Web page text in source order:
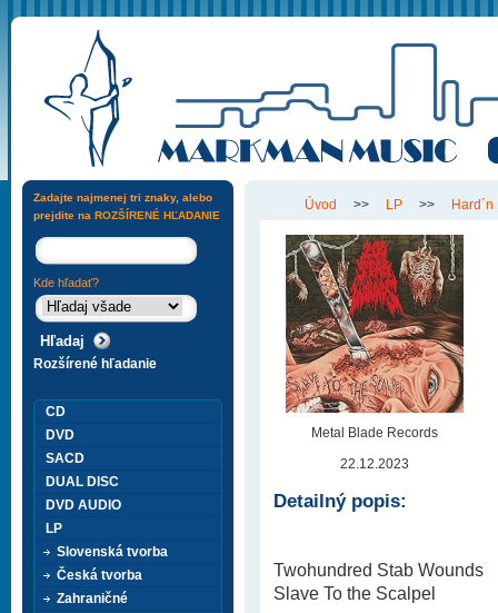
Úvod >> LP >>
Metal Blade Records
22.12.2023
Detailný popis:
Twohundred Stab Wounds
Slave To the Scalpel
Zadajte najmenej tri znaky, alebo
prejdite na ROZŠÍRENÉ HĽADANIE
Kde hľadať?
Rozšírené hľadanie
CD
DVD
SACD
DUAL DISC
DVD AUDIO
LP
Slovenská tvorba
Česká tvorba
Zahraničné